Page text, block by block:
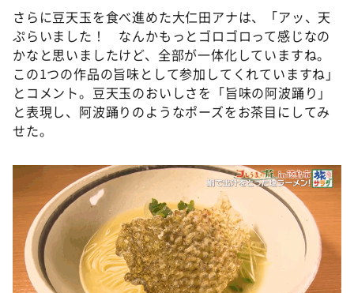
さらに豆天玉を食べ進めた大仁田アナは、「アッ、天
ぷらいました！ なんかもっとゴロゴロって感じなの
かなと思いましたけど、全部が一体化していますね。
この1つの作品の旨味として参加してくれていますね」
とコメント。豆天玉のおいしさを「旨味の阿波踊り」
と表現し、阿波踊りのようなポーズをお茶目にしてみ
せた。